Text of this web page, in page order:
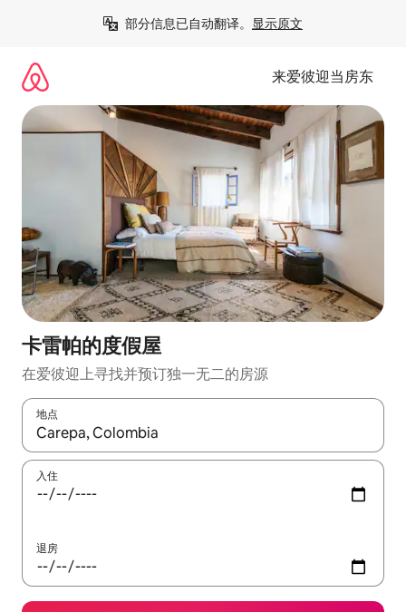
部分信息已自动翻译。 显示原文
来爱彼迎当房东
卡雷帕的度假屋
在爱彼迎上寻找并预订独一无二的房源
地点
如有搜索结果，请使用上下方向键查看，或通过点击或滑动手势
入住
退房